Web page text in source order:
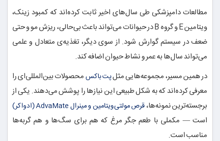
مطالعات دامپزشکی طی سال‌های اخیر ثابت کرده‌اند که کمبود زینک،
ویتامین E و گروه B در حیوانات می‌تواند باعث بی‌حالی، ریزش مو و حتی
ضعف در سیستم گوارش شود. از سوی دیگر، تغذیه‌ی متعادل و علمی
می‌تواند سال‌ها به عمر و نشاط حیوان اضافه کند.
در همین مسیر، مجموعه‌هایی مثلپت باکسمحصولات بین‌المللی‌ای را
معرفی کرده‌اند که به شکل طبیعی این نیازها را پوشش می‌دهند. یکی از
برجسته‌ترین نمونه‌ها،قرص مولتی‌ویتامین و مینرال AdvaMate (ادواکر)
است — مکملی با طعم جگر مرغ که هم برای سگ‌ها و هم گربه‌ها
مناسب است.